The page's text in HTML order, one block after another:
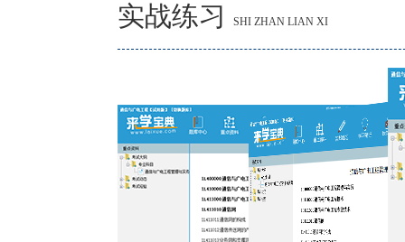
实战练习 SHI ZHAN LIAN XI